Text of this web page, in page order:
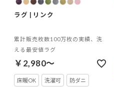
ラグ | リンク
累計販売枚数100万枚の実績、洗
える最安値ラグ
￥2,980～
床暖OK 洗濯可 防ダニ